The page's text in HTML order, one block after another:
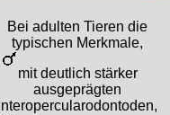
Bei adulten Tieren die
typischen Merkmale,
mit deutlich stärker
ausgeprägten
Interopercularodontoden,